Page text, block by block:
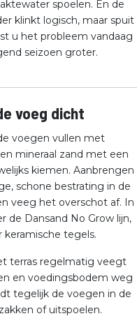
spoelen. En de
klinkt logisch, maar spuit
u het probleem vandaag
seizoen groter.
voeg dicht
voegen vullen met
mineraal zand met een
kiemen. Aanbrengen
schone bestrating in de
veeg het overschot af. In
de Dansand No Grow lijn,
tegels.
terras regelmatig veegt
en voedingsbodem weg
tegelijk de voegen in de
of uitspoelen.